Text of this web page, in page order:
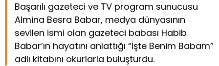
Başarılı gazeteci ve TV program sunucusu
Almina Besra Babar, medya dünyasının
sevilen ismi olan gazeteci babası Habib
Babar’ın hayatını anlattığı “İşte Benim Babam”
adlı kitabını okurlarla buluşturdu.